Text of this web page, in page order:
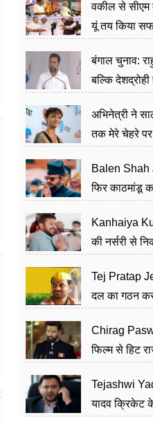
वकील से सीएम
यूं तय किया
बंगाल चुनाव:
बल्कि
अभिनेत्री ने
तक मेरे चेहरे पर
Balen Shah
फिर काठमांडू
Kanhaiya
की नर्सरी से
Tej Pratap
दल का गठन कर
Chirag
फिल्म से हिट
Tejashwi
यादव क्रिकेट